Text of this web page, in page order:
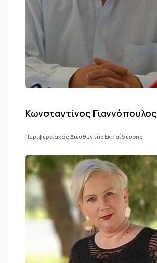
Κωνσταντίνος Γιαννόπουλος
Περιφερειακός Διευθυντής Εκπαίδευσης